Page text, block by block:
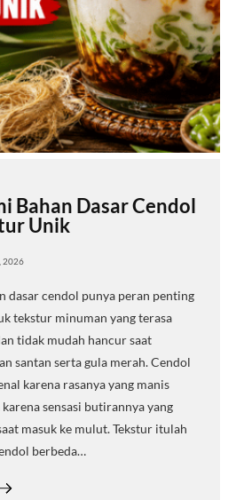
Bahan Dasar Cendol
Unik
2026
dasar cendol punya peran penting
tekstur minuman yang terasa
tidak mudah hancur saat
santan serta gula merah. Cendol
karena rasanya yang manis
sensasi butirannya yang
masuk ke mulut. Tekstur itulah
berbeda…